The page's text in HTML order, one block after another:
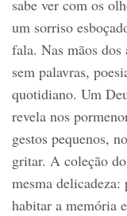
sabe ver com os
um sorriso
fala. Nas mãos dos
sem palavras,
quotidiano. Um
revela nos
gestos pequenos,
gritar. A coleção
mesma delicadeza:
habitar a memória